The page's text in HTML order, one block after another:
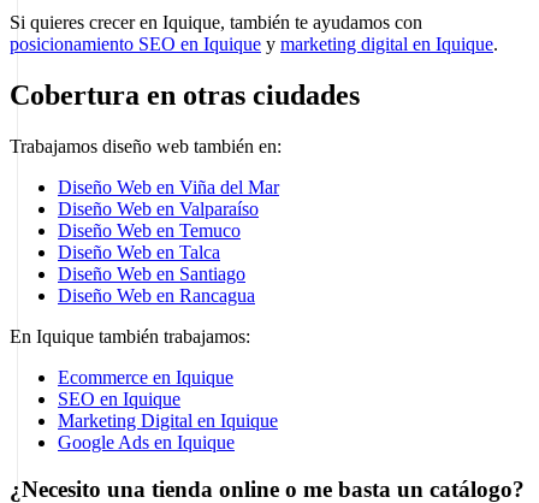
Si quieres crecer en Iquique, también te ayudamos con
posicionamiento SEO en Iquique y marketing digital en Iquique.
Cobertura en otras ciudades
Trabajamos diseño web también en:
Diseño Web en Viña del Mar
Diseño Web en Valparaíso
Diseño Web en Temuco
Diseño Web en Talca
Diseño Web en Santiago
Diseño Web en Rancagua
En Iquique también trabajamos:
Ecommerce en Iquique
SEO en Iquique
Marketing Digital en Iquique
Google Ads en Iquique
¿Necesito una tienda online o me basta un catálogo?